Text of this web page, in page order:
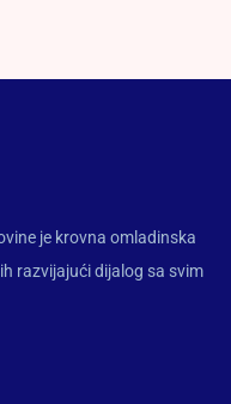
je krovna omladinska
razvijajući dijalog sa svim